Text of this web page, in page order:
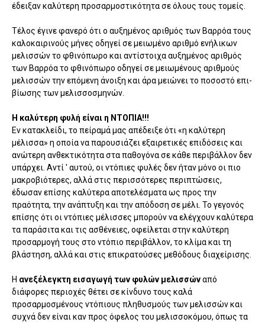
έδειξαν καλύτερη προσαρμοστικότητα σε όλους τους τομείς.
Τέλος έγινε φα­νερό ότι ο αυξημένος αριθμός των Βαρρόα τους
καλοκαιρινούς μήνες οδηγεί σε μειωμένο αριθμό ενήλικων
μελισσών το φθινόπωρο και αντίστοιχα αυξημένος αριθμός
των Βαρρόα το φθινόπωρο οδηγεί σε μειωμένους αριθμούς
μελισσών την επόμενη άνοιξη και άρα μειώνει το ποσοστό επι­
βίωσης των μελισσοσμηνών.
Η καλύτερη φυλή είναι η ΝΤΟΠΙΑ!!!
Εν κατακλείδι, το πείραμά μας απέδειξε ότι «η καλύτερη
μέλισσα» η οποία να παρουσιάζει εξαι­ρετικές επιδόσεις και
ανώτερη ανθεκτικότητα στα παθογόνα σε κάθε περιβάλλον δεν
υπάρχει. Αντί ' αυτού, οι ντόπιες φυλές δεν ήταν μόνο οι πιο
μακροβιότερες, αλλά στις περισσότερες περιπτώ­σεις,
έδωσαν επίσης καλύτερα αποτελέσματα ως προς την
πραότητα, την ανάπτυξη και την απόδοση σε μέλι. Το γεγονός
επίσης ότι οι ντόπιες μέλισσες μπορούν να ελέγχουν καλύτερα
τα παράσιτα και τις ασθένειες, οφείλεται στην καλύτερη
προσαρ­μογή τους στο ντόπιο περιβάλλον, το κλίμα και τη
βλάστηση, αλλά και στις επικρατούσες μεθόδους διαχείρισης.
Η ανεξέλεγκτη εισαγωγή των φυλών μελισσώναπό
διάφορες περιοχές θέτει σε κίνδυνο τους καλά
προσαρμοσμένους ντόπιους πληθυσμούς των μελισσών και
συχνά δεν είναι καν προς όφε­λος του μελισσοκόμου, όπως τα